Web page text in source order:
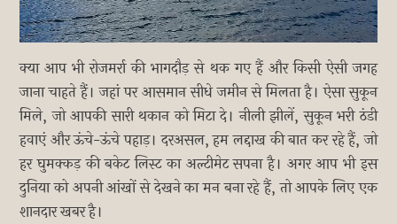
क्या आप भी रोजमर्रा की भागदौड़ से थक गए हैं और किसी ऐसी जगह
जाना चाहते हैं। जहां पर आसमान सीधे जमीन से मिलता है। ऐसा सुकून
मिले, जो आपकी सारी थकान को मिटा दे। नीली झीलें, सुकून भरी ठंडी
हवाएं और ऊंचे-ऊंचे पहाड़। दरअसल, हम लद्दाख की बात कर रहे हैं, जो
हर घुमक्कड़ की बकेट लिस्ट का अल्टीमेट सपना है। अगर आप भी इस
दुनिया को अपनी आंखों से देखने का मन बना रहे हैं, तो आपके लिए एक
शानदार खबर है।